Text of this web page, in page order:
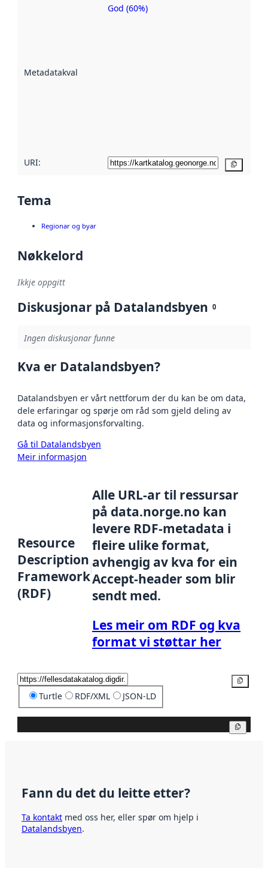
Metadatakvalitet
Metadatakvalitet
God (60%)
URI:
Tema
Regionar og byar
Nøkkelord
Ikkje oppgitt
Diskusjonar på Datalandsbyen 0
Ingen diskusjonar funne
Kva er Datalandsbyen?
Datalandsbyen er vårt nettforum der du kan be om data,
dele erfaringar og spørje om råd som gjeld deling av
data og informasjonsforvalting.
Gå til Datalandsbyen
Meir informasjon
Resource
Description
Framework
(RDF)
Alle URL-ar til ressursar
på data.norge.no kan
levere RDF-metadata i
fleire ulike format,
avhengig av kva for ein
Accept-header som blir
sendt med.
Les meir om RDF og kva
format vi støttar her
Turtle RDF/XML JSON-LD
Fann du det du leitte etter?
Ta kontakt med oss her, eller spør om hjelp i
Datalandsbyen.